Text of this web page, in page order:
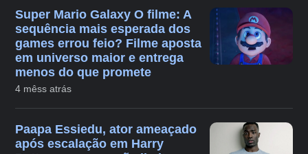
Super Mario Galaxy O filme: A
sequência mais esperada dos
games errou feio? Filme aposta
em universo maior e entrega
menos do que promete
4 mêss atrás
Paapa Essiedu, ator ameaçado
após escalação em Harry